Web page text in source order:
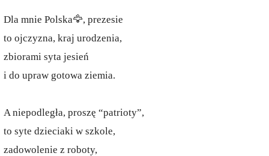
Dla mnie Polska🦅, prezesie
to ojczyzna, kraj urodzenia,
zbiorami syta jesień
i do upraw gotowa ziemia.
A niepodległa, proszę “patrioty”,
to syte dzieciaki w szkole,
zadowolenie z roboty,